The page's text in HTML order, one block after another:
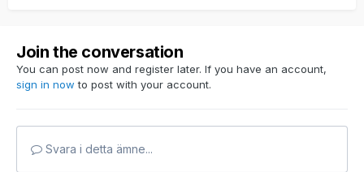
Join the conversation
You can post now and register later. If you have an account,
sign in now to post with your account.
Svara i detta ämne...